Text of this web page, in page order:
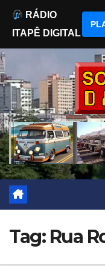
to
content
Tag: Rua
RÁDIO
ITAPÊ DIGITAL